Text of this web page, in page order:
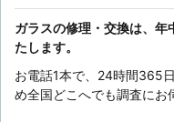
ガラスの修理・交換は、
たします。
お電話1本で、24時間365
め全国どこへでも調査にお